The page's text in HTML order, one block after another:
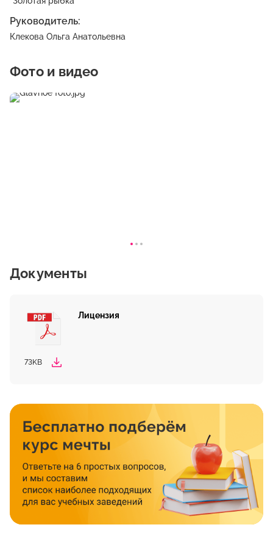
Руководитель:
Клекова Ольга Анатольевна
Фото и видео
Документы
Лицензия
73KB